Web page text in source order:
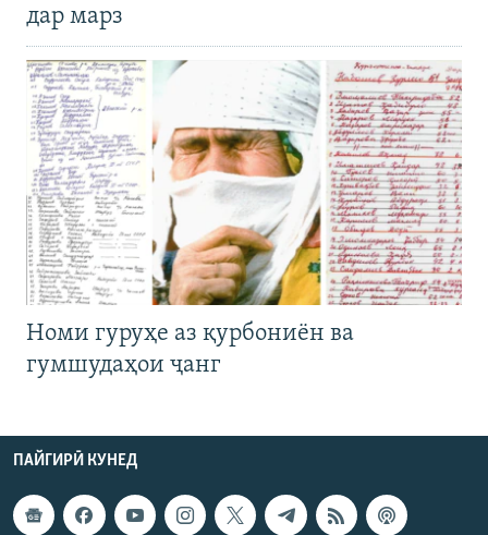
дар марз
Номи гуруҳе аз қурбониён ва
гумшудаҳои ҷанг
ПАЙГИРӢ КУНЕД